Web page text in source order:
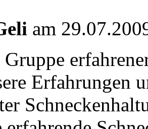
am
Erfahrungen